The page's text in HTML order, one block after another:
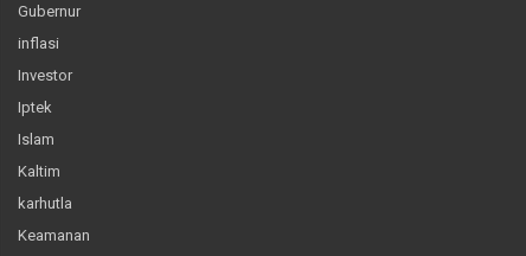
Gubernur
inflasi
Investor
Iptek
Islam
Kaltim
karhutla
Keamanan